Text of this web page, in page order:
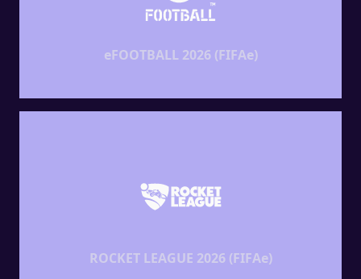
eFOOTBALL 2026 (FIFAe)
ROCKET LEAGUE 2026 (FIFAe)